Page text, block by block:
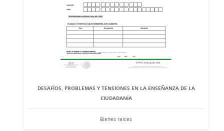
DESAFÍOS, PROBLEMAS Y TENSIONES EN LA ENSEÑANZA DE LA
CIUDADANÍA
Bienes raíces